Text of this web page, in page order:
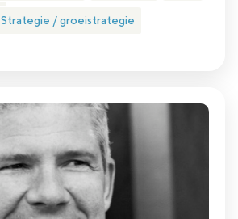
Strategie / groeistrategie